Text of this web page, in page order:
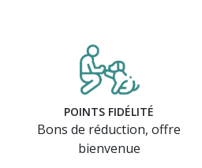
POINTS FIDÉLITÉ
Bons de réduction, offre
bienvenue